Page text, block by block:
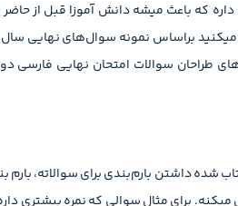
که باعث میشه دانش آموزا قبل از حاضر
میکنید براساس نمونه سوال‌های نهایی
طراحان سوالات امتحان نهایی فارسی
داشتن بارم‌بندی برای سوالاته، بارم
برای مثال سوالی که نمره بیشتری